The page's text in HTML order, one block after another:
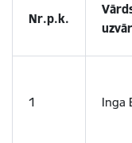
Nr.p.k.
1 Inga